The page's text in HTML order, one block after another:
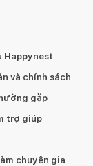
khách nhận
Happynest
và chính sách
gặp
trợ giúp
chuyên gia